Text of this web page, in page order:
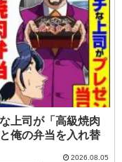
上司が「高級焼肉
俺の弁当を入れ替
2026.08.05